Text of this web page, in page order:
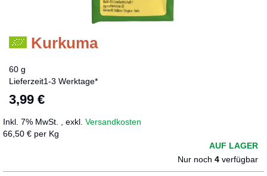
Kurkuma
60 g
Lieferzeit1-3 Werktage*
3,99 €
Inkl. 7% MwSt. exkl. Versandkosten
66,50 € per Kg
AUF LAGER
Nur noch 4 verfügbar
Zum
Bildergalerie